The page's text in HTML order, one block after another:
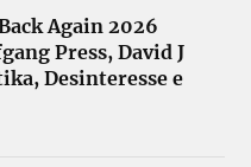
Again 2026
Press, David J
Desinteresse e